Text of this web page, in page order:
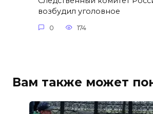
возбудил уголовное
0 174
Вам также может